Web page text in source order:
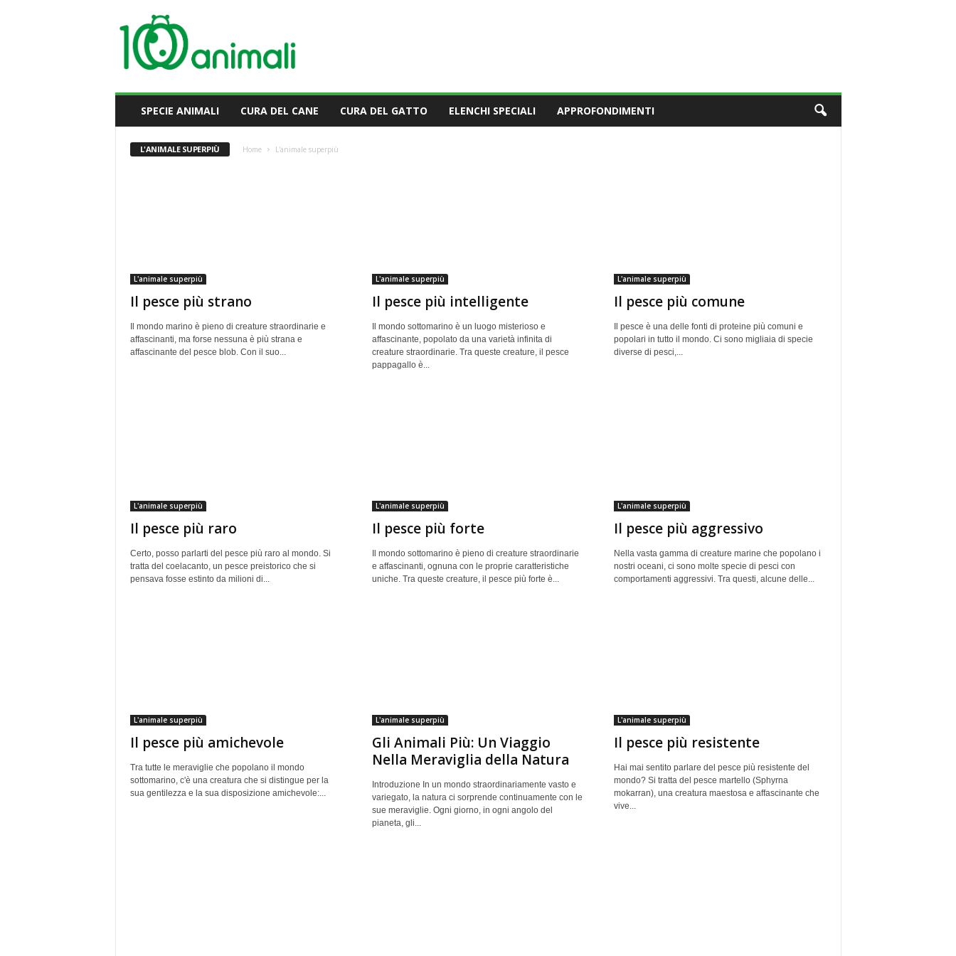
SPECIE ANIMALI CURA DEL CANE CURA DEL GATTO ELENCHI SPECIALI APPROFONDIMENTI
L'ANIMALE SUPERPIÙ Home L'animale superpiù
L'animale superpiù
Il pesce più strano
Il mondo marino è pieno di creature straordinarie e
affascinanti, ma forse nessuna è più strana e
affascinante del pesce blob. Con il suo...
L'animale superpiù
Il pesce più intelligente
Il mondo sottomarino è un luogo misterioso e
affascinante, popolato da una varietà infinita di
creature straordinarie. Tra queste creature, il pesce
pappagallo è...
L'animale superpiù
Il pesce più comune
Il pesce è una delle fonti di proteine più comuni e
popolari in tutto il mondo. Ci sono migliaia di specie
diverse di pesci,...
L'animale superpiù
Il pesce più raro
Certo, posso parlarti del pesce più raro al mondo. Si
tratta del coelacanto, un pesce preistorico che si
pensava fosse estinto da milioni di...
L'animale superpiù
Il pesce più forte
Il mondo sottomarino è pieno di creature straordinarie
e affascinanti, ognuna con le proprie caratteristiche
uniche. Tra queste creature, il pesce più forte è...
L'animale superpiù
Il pesce più aggressivo
Nella vasta gamma di creature marine che popolano i
nostri oceani, ci sono molte specie di pesci con
comportamenti aggressivi. Tra questi, alcune delle...
L'animale superpiù
Il pesce più amichevole
Tra tutte le meraviglie che popolano il mondo
sottomarino, c'è una creatura che si distingue per la
sua gentilezza e la sua disposizione amichevole:...
L'animale superpiù
Gli Animali Più: Un Viaggio
Nella Meraviglia della Natura
Introduzione In un mondo straordinariamente vasto e
variegato, la natura ci sorprende continuamente con le
sue meraviglie. Ogni giorno, in ogni angolo del
pianeta, gli...
L'animale superpiù
Il pesce più resistente
Hai mai sentito parlare del pesce più resistente del
mondo? Si tratta del pesce martello (Sphyrna
mokarran), una creatura maestosa e affascinante che
vive...